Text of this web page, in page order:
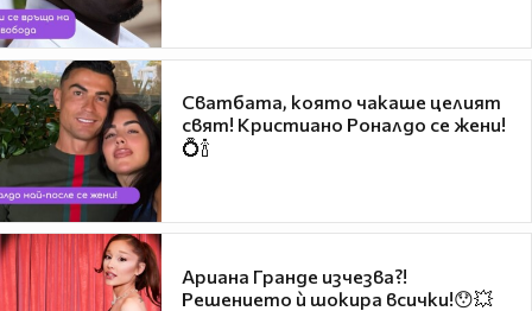
Сватбата, която чакаше целият
свят! Кристиано Роналдо се жени!
💍🍾
Ариана Гранде изчезва?!
Решението ѝ шокира всички!😯💥